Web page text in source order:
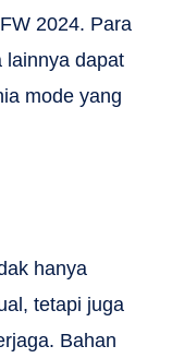
2024. Para
lainnya dapat
mode yang
hanya
tetapi juga
Bahan